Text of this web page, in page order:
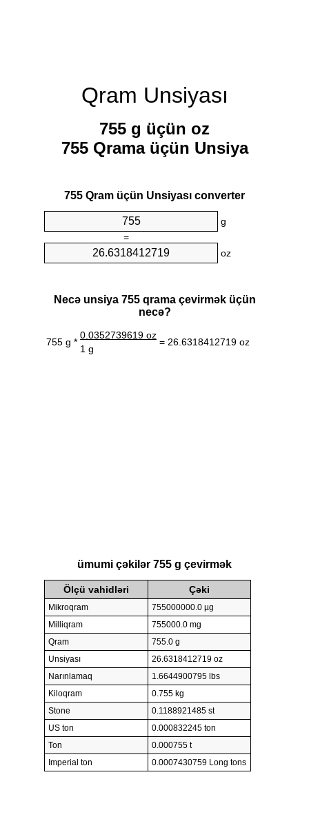
Qram Unsiyası
755 g üçün oz
755 Qrama üçün Unsiya
755 Qram üçün Unsiyası converter
g
=
oz
Necə unsiya 755 qrama çevirmək üçün
necə?
755 g *
0.0352739619 oz
= 26.6318412719 oz
1 g
ümumi çəkilər 755 g çevirmək
Ölçü vahidləri Çəki
Mikroqram
755000000.0 µg
Milliqram
755000.0 mg
Qram
755.0 g
Unsiyası
26.6318412719 oz
Narınlamaq
1.6644900795 lbs
Kiloqram
0.755 kg
Stone
0.1188921485 st
US ton
0.000832245 ton
Ton
0.000755 t
Imperial ton
0.0007430759 Long tons